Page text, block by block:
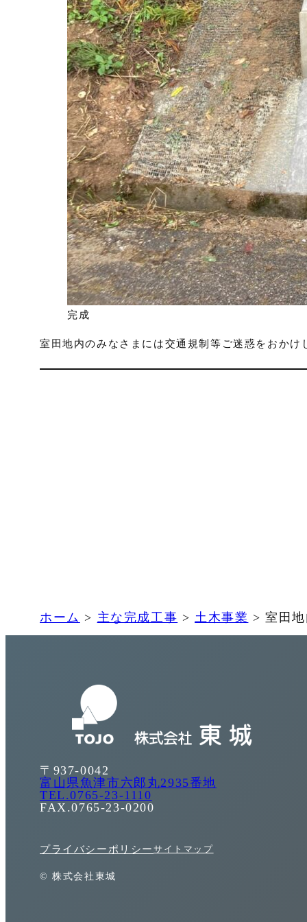
完成
室田地内のみなさまには交通規制等ご迷惑をおか
ホーム > 主な完成工事 >土木事業 >室田
〒937-0042
富山県魚津市六郎丸2935番地
TEL.0765-23-1110
FAX.0765-23-0200
プライバシーポリシー サイトマップ
© 株式会社東城